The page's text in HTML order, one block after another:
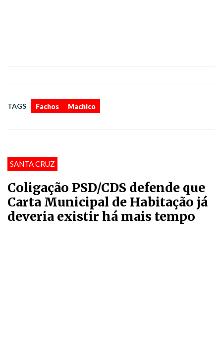
TAGS Fachos Machico
SANTA CRUZ
Coligação PSD/CDS defende que
Carta Municipal de Habitação já
deveria existir há mais tempo